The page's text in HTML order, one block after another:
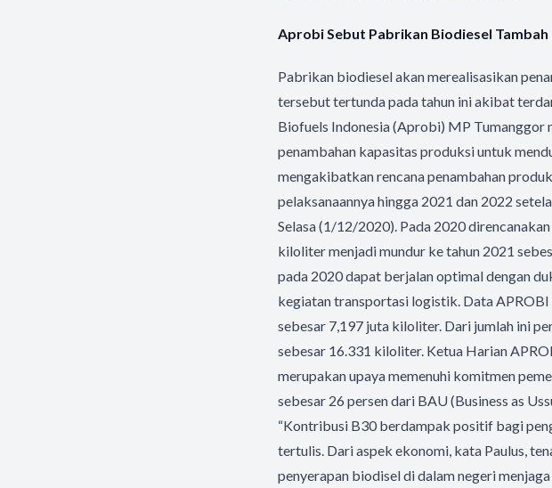
Aprobi Sebut Pabrikan Biodiesel
Pabrikan biodiesel akan merealisasikan
tersebut tertunda pada tahun ini akibat
Biofuels Indonesia (Aprobi) MP Tumanggor
penambahan kapasitas produksi untuk
mengakibatkan rencana penambahan
pelaksanaannya hingga 2021 dan 2022
Selasa (1/12/2020). Pada 2020
kiloliter menjadi mundur ke tahun 2021
pada 2020 dapat berjalan optimal dengan
kegiatan transportasi logistik. Data
sebesar 7,197 juta kiloliter. Dari jumlah ini
sebesar 16.331 kiloliter. Ketua Harian
merupakan upaya memenuhi komitmen
sebesar 26 persen dari BAU (Business as
“Kontribusi B30 berdampak positif bagi
tertulis. Dari aspek ekonomi, kata Paulus,
penyerapan biodisel di dalam negeri